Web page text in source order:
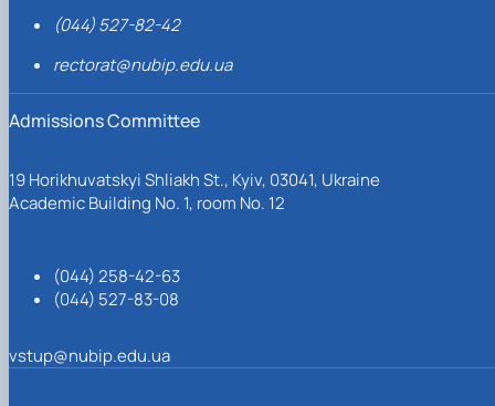
(044) 527-82-42
rectorat@nubip.edu.ua
Admissions Committee
19 Horikhuvatskyi Shliakh St., Kyiv, 03041, Ukraine
Academic Building No. 1, room No. 12
(044) 258-42-63
(044) 527-83-08
vstup@nubip.edu.ua